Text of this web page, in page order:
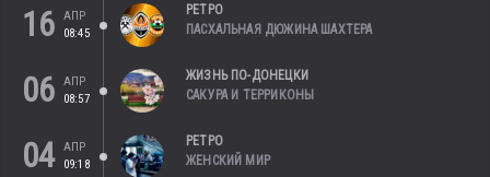
16
АПР
08:45
РЕТРО
ПАСХАЛЬНАЯ ДЮЖИНА ШАХТЕРА
06
АПР
08:57
ЖИЗНЬ ПО-ДОНЕЦКИ
САКУРА И ТЕРРИКОНЫ
04 АПР
09:18
РЕТРО
ЖЕНСКИЙ МИР